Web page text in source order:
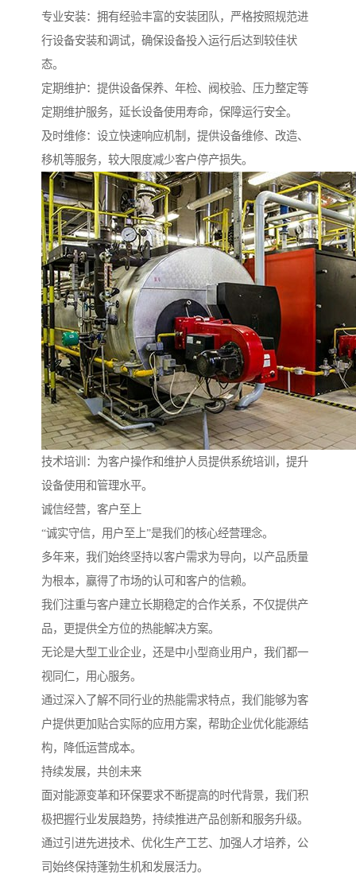
专业安装：拥有经验丰富的安装团队，严格按照规范进
行设备安装和调试，确保设备投入运行后达到较佳状
态。
定期维护：提供设备保养、年检、阀校验、压力整定等
定期维护服务，延长设备使用寿命，保障运行安全。
及时维修：设立快速响应机制，提供设备维修、改造、
移机等服务，较大限度减少客户停产损失。
技术培训：为客户操作和维护人员提供系统培训，提升
设备使用和管理水平。
诚信经营，客户至上
“诚实守信，用户至上”是我们的核心经营理念。
多年来，我们始终坚持以客户需求为导向，以产品质量
为根本，赢得了市场的认可和客户的信赖。
我们注重与客户建立长期稳定的合作关系，不仅提供产
品，更提供全方位的热能解决方案。
无论是大型工业企业，还是中小型商业用户，我们都一
视同仁，用心服务。
通过深入了解不同行业的热能需求特点，我们能够为客
户提供更加贴合实际的应用方案，帮助企业优化能源结
构，降低运营成本。
持续发展，共创未来
面对能源变革和环保要求不断提高的时代背景，我们积
极把握行业发展趋势，持续推进产品创新和服务升级。
通过引进先进技术、优化生产工艺、加强人才培养，公
司始终保持蓬勃生机和发展活力。